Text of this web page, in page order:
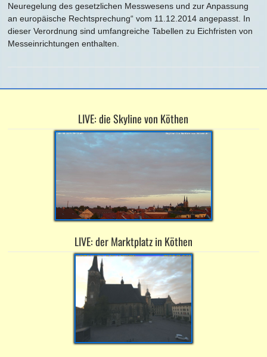
Neuregelung des gesetzlichen Messwesens und zur Anpassung
an europäische Rechtsprechung“ vom 11.12.2014 angepasst. In
dieser Verordnung sind umfangreiche Tabellen zu Eichfristen von
Messeinrichtungen enthalten.
LIVE: die Skyline von Köthen
LIVE: der Marktplatz in Köthen